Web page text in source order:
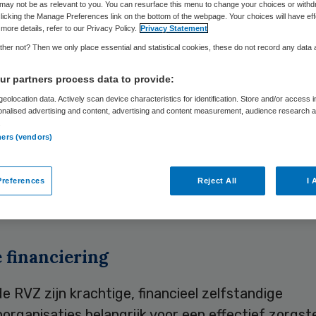
Skipr Redactie 12 april 2010,15:07 30 keer gelezen
en gehandicaptenorganisaties moeten de
patiënten bundelen en omzetten in
commercieel uitgevent worden. Dit
de Volksgezondheid en Zorg (RVZ) in het advies
financiering
RVZ zijn krachtige, financieel zelfstandige
not be as relevant to you. You can resurface this menu to change your choices or
the Manage Preferences link on the bottom of the webpage. Your choices will have
details, refer to our Privacy Policy. Privacy Statement
not? Then we only place essential and statistical cookies, these do not record any data
partners process data to provide:
data. Actively scan device characteristics for identification. Store and/or access
advertising and content, advertising and content measurement, audience research
(vendors)
Reject All I